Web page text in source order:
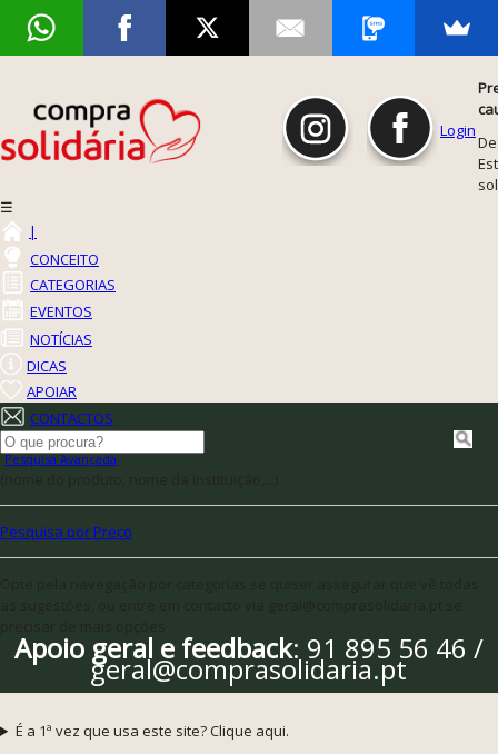
Login
☰
|
CONCEITO
CATEGORIAS
EVENTOS
NOTÍCIAS
DICAS
APOIAR
CONTACTOS
Pesquisa Avançada
Pesquisa por Preço
Apoio geral e feedback: 91 895 56 46 /
geral@comprasolidaria.pt
É a 1ª vez que usa este site? Clique aqui.